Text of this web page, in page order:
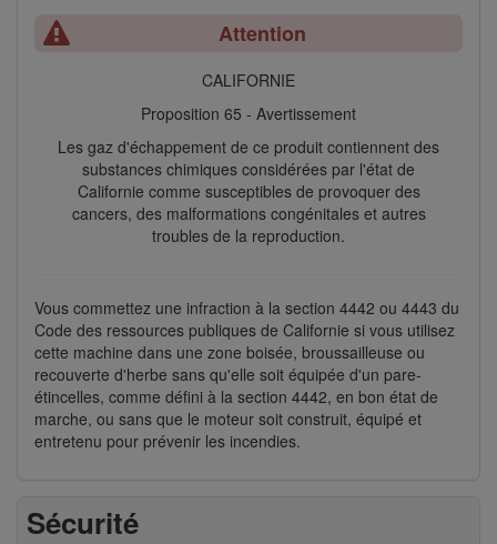
Attention
CALIFORNIE
Proposition 65 - Avertissement
Les gaz d'échappement de ce produit contiennent des
substances chimiques considérées par l'état de
Californie comme susceptibles de provoquer des
cancers, des malformations congénitales et autres
troubles de la reproduction.
Vous commettez une infraction à la section 4442 ou 4443 du
Code des ressources publiques de Californie si vous utilisez
cette machine dans une zone boisée, broussailleuse ou
recouverte d'herbe sans qu'elle soit équipée d'un pare-
étincelles, comme défini à la section 4442, en bon état de
marche, ou sans que le moteur soit construit, équipé et
entretenu pour prévenir les incendies.
Sécurité